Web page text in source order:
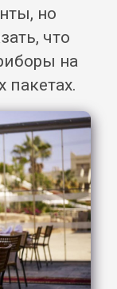
но
что
на
пакетах.